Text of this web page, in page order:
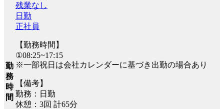
勤
務
時
間
残業なし
日勤
正社員
【勤務時間】
①08:25~17:15
※一部祝日は会社カレンダーに基づき出勤の場合あり
【備考】
勤務：日勤
休憩：3回 計65分